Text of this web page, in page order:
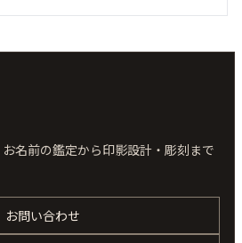
名前の鑑定から印影設計・彫刻まで
お問い合わせ